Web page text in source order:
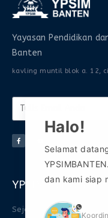
Yayasan Pendidikan
Banten
kavling muntil blok a. 12,
YPSIM Banten
Sejarah
Halo!
Selamat
dan kami siap
phone